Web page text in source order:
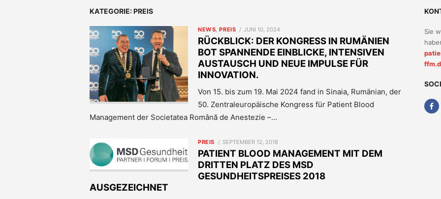
KATEGORIE:PREIS
NEWS,PREIS
POSTED
ON
JUNI 10, 2024
RÜCKBLICK: DER KONGRESS IN RUMÄNIEN
BOT SPANNENDE EINBLICKE, INTENSIVEN
AUSTAUSCH UND NEUE IMPULSE FÜR
INNOVATION.
Von 15. bis zum 19. Mai 2024 fand in Sinaia, Rumänian, der
50. Zentraleuropäische Kongress für Patient Blood
Management der Societatea Română de Anestezie –…
PREIS
POSTED
ON
SEPTEMBER 12, 2018
PATIENT BLOOD MANAGEMENT MIT DEM
DRITTEN PLATZ DES MSD
GESUNDHEITSPREISES 2018
AUSGEZEICHNET
Sie